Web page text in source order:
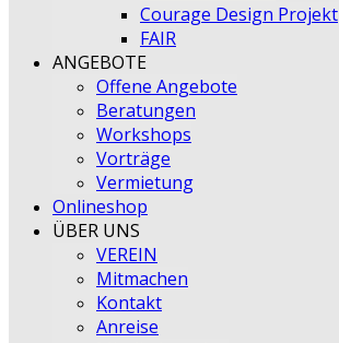
Courage Design Projekt
FAIR
ANGEBOTE
Offene Angebote
Beratungen
Workshops
Vorträge
Vermietung
Onlineshop
ÜBER UNS
VEREIN
Mitmachen
Kontakt
Anreise